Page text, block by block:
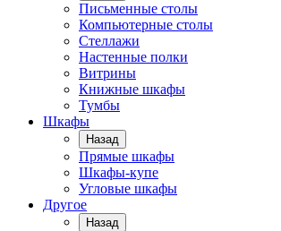
Письменные столы
Компьютерные столы
Стеллажи
Настенные полки
Витрины
Книжные шкафы
Тумбы
Шкафы
Назад
Прямые шкафы
Шкафы-купе
Угловые шкафы
Другое
Назад